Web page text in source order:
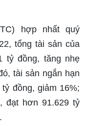
hợp nhất quý
tổng tài sản của
tỷ đồng, tăng nhẹ
tài sản ngắn hạn
đồng, giảm 16%;
đạt hơn 91.629 tỷ